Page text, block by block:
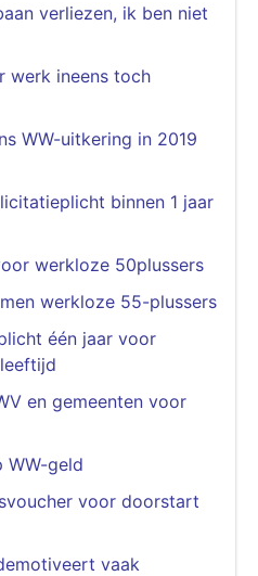
verliezen, ik ben niet
werk ineens toch
WW-uitkering in 2019
binnen 1 jaar
werkloze 50plussers
werkloze 55-plussers
één jaar voor
en gemeenten voor
WW-geld
voor doorstart
vaak